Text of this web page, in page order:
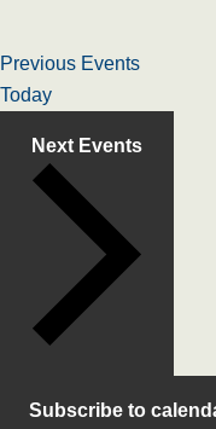
Previous Events
Today
Next Events
Subscribe to